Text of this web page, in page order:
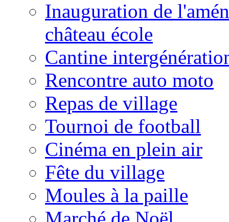
Inauguration de
château école
Cantine
Rencontre auto moto
Repas de village
Tournoi de football
Cinéma en plein air
Fête du village
Moules à la paille